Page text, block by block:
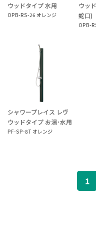
ウッドタイプ 水用
OPB-RS-26 オレンジ
ウッ
蛇口)
OPB-
シャワープレイス レヴ
ウッドタイプ お湯･水用
PF-SP-8T オレンジ
1